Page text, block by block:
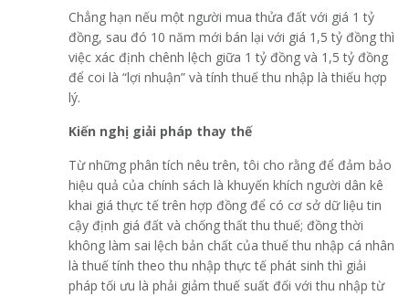
Chẳng hạn nếu một người mua thửa đất với giá 1 tỷ
đồng, sau đó 10 năm mới bán lại với giá 1,5 tỷ đồng thì
việc xác định chênh lệch giữa 1 tỷ đồng và 1,5 tỷ đồng
để coi là “lợi nhuận” và tính thuế thu nhập là thiếu hợp
lý.
Kiến nghị giải pháp thay thế
Từ những phân tích nêu trên, tôi cho rằng để đảm bảo
hiệu quả của chính sách là khuyến khích người dân kê
khai giá thực tế trên hợp đồng để có cơ sở dữ liệu tin
cậy định giá đất và chống thất thu thuế; đồng thời
không làm sai lệch bản chất của thuế thu nhập cá nhân
là thuế tính theo thu nhập thực tế phát sinh thì giải
pháp tối ưu là phải giảm thuế suất đối với thu nhập từ